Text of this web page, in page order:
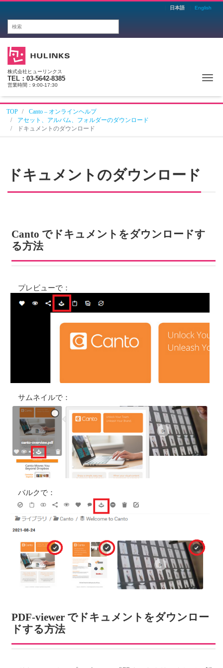
日本語 English
株式会社ヒューリンクス
TEL：03-5642-8385
営業時間：9:00-17:30
TOP
Canto – オンラインヘルプ
アセット、アルバム、フォルダーのダウンロード
ドキュメントのダウンロード
ドキュメントのダウンロード
Canto でドキュメントをダウンロードす
る方法
プレビューで：
サムネイルで：
バルクで：
PDF-viewer でドキュメントをダウンロー
ドする方法